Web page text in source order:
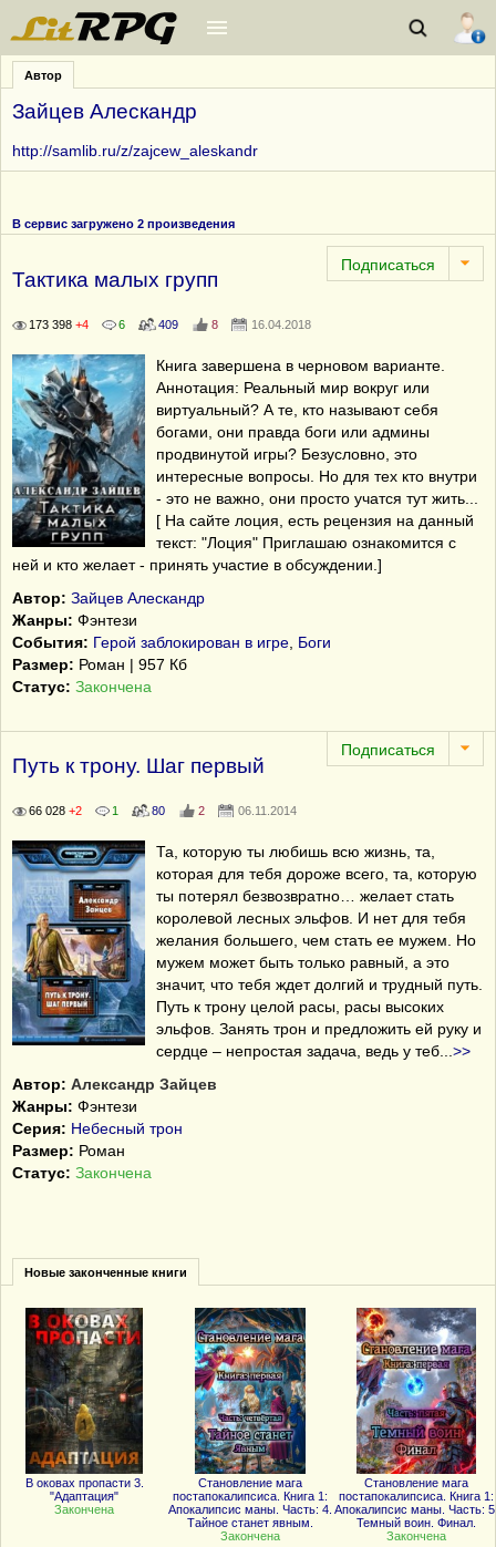
Автор
Зайцев Алескандр
http://samlib.ru/z/zajcew_aleskandr
В сервис загружено 2 произведения
Тактика малых групп
173 398 +4 6 409 8 16.04.2018
Книга завершена в черновом варианте.
Аннотация: Реальный мир вокруг или
виртуальный? А те, кто называют себя
богами, они правда боги или админы
продвинутой игры? Безусловно, это
интересные вопросы. Но для тех кто внутри
- это не важно, они просто учатся тут жить...
[ На сайте лоция, есть рецензия на данный
текст: "Лоция" Приглашаю ознакомится с
ней и кто желает - принять участие в обсуждении.]
Автор: Зайцев Алескандр
Жанры: Фэнтези
События: Герой заблокирован в игре Боги
Размер: Роман | 957 Кб
Статус: Закончена
Путь к трону. Шаг первый
66 028 +2 1 80 2 06.11.2014
Та, которую ты любишь всю жизнь, та,
которая для тебя дороже всего, та, которую
ты потерял безвозвратно… желает стать
королевой лесных эльфов. И нет для тебя
желания большего, чем стать ее мужем. Но
мужем может быть только равный, а это
значит, что тебя ждет долгий и трудный путь.
Путь к трону целой расы, расы высоких
эльфов. Занять трон и предложить ей руку и
сердце – непростая задача, ведь у теб
>>
Автор: Александр Зайцев
Жанры: Фэнтези
Серия: Небесный трон
Размер: Роман
Статус: Закончена
Новые законченные книги
В оковах пропасти 3.
"Адаптация"
Закончена
Становление мага
постапокалипсиса. Книга 1:
Апокалипсис маны. Часть: 4.
Тайное станет явным.
Закончена
Становление мага
постапокалипсиса. Книга 1:
Апокалипсис маны. Часть:
Темный воин. Финал.
Закончена